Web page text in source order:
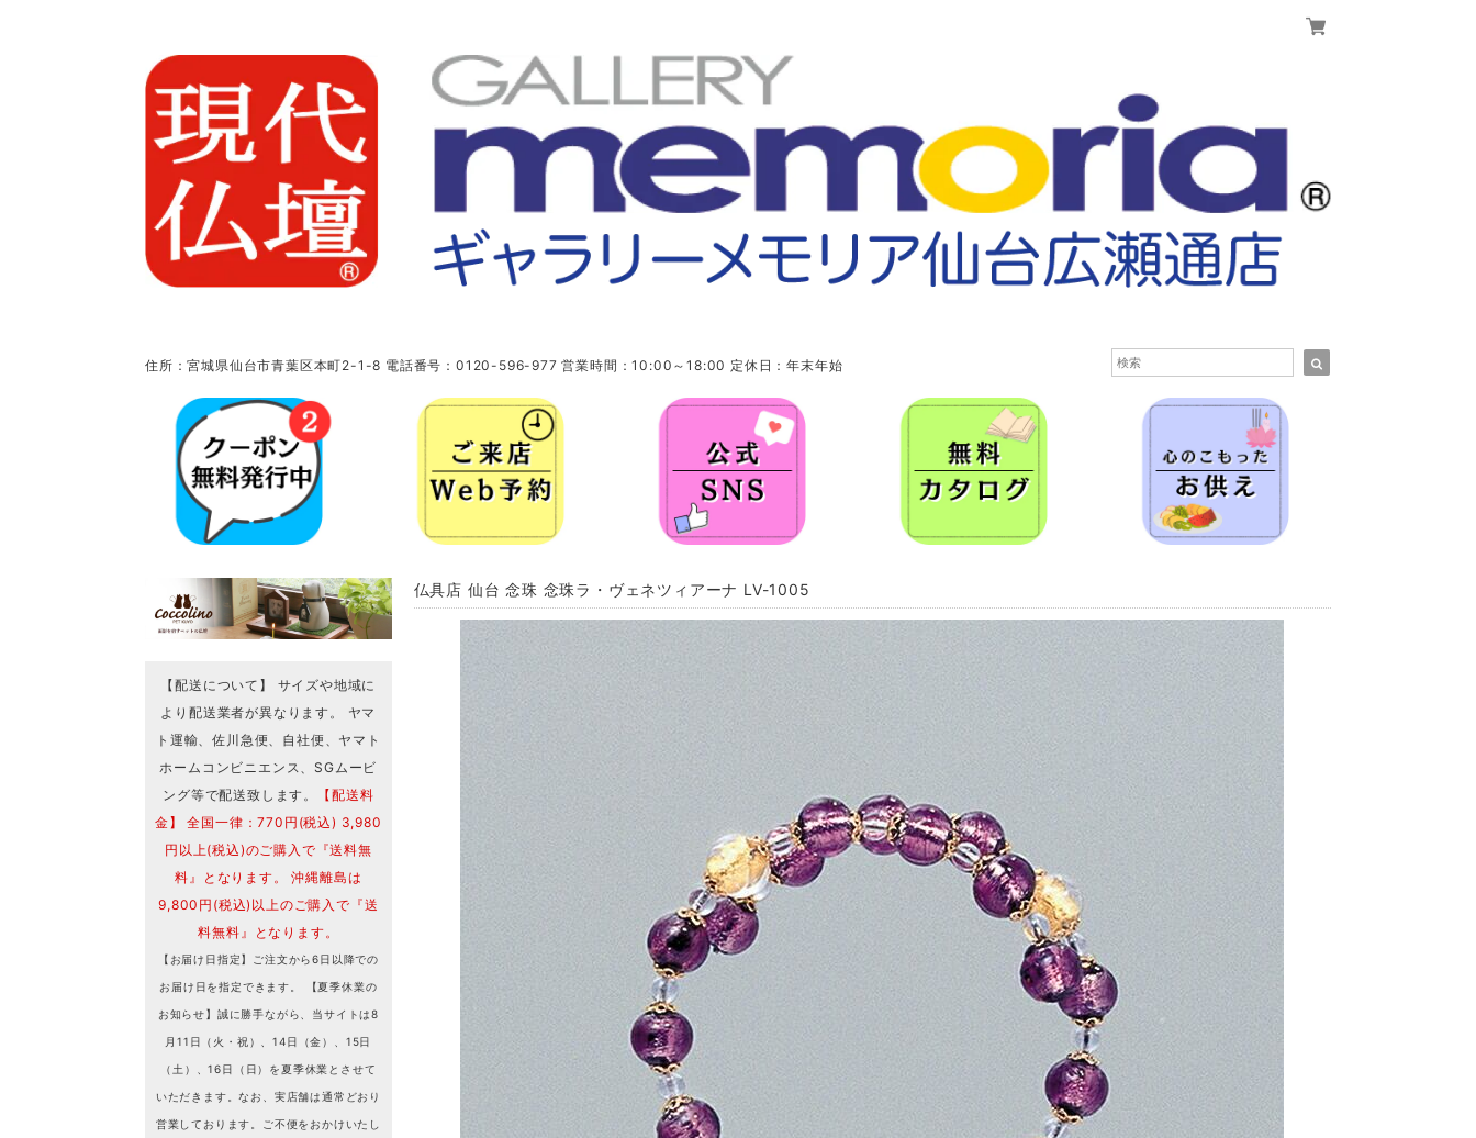
住所：宮城県仙台市青葉区本町2-1-8 電話番号：0120-596-977 営業時間：10:00～18:00 定休日：年末年始
【配送について】 サイズや地域に
より配送業者が異なります。 ヤマ
ト運輸、佐川急便、自社便、ヤマト
ホームコンビニエンス、SGムービ
ング等で配送致します。
【配送料
金】 全国一律：770円(税込) 3,980
円以上(税込)のご購入で『送料無
料』となります。 沖縄離島は
9,800円(税込)以上のご購入で『送
料無料』となります。
【お届け日指定】ご注文から6日以降での
お届け日を指定できます。 【夏季休業の
お知らせ】誠に勝手ながら、当サイトは8
月11日（火・祝）、14日（金）、15日
（土）、16日（日）を夏季休業とさせて
いただきます。なお、実店舗は通常どおり
営業しております。ご不便をおかけいたし
仏具店 仙台 念珠 念珠ラ・ヴェネツィアーナ LV-1005